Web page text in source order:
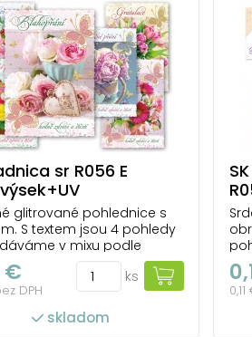
sr R056 E
glitrované pohlednice s
S textem jsou 4 pohledy
v mixu podle
zásoby. Uvedená cena je
A6 10,5 x 14,8 cm
karton 240 g
úprava: UV lak, výsek,
4/6
€
DPH
ks
skladom
: